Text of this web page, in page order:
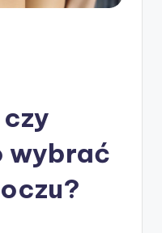
wybrać